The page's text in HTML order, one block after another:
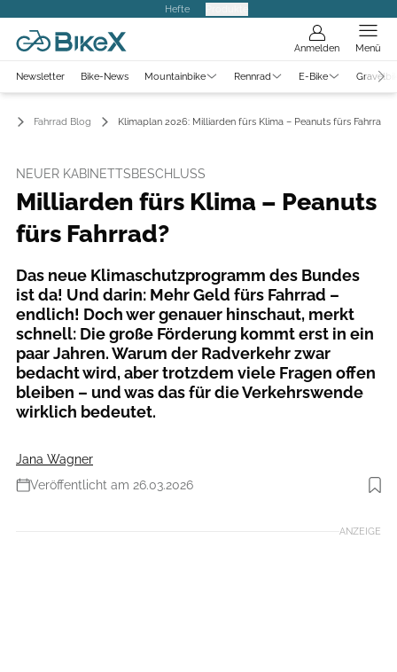
Hefte
Anmelden Menü
Newsletter Bike-News Mountainbike Rennrad E-Bike
Fahrrad Blog Klimaplan 2026: Milliarden fürs Klima – Peanuts fürs Fahrrad?
NEUER KABINETTSBESCHLUSS
Milliarden fürs Klima – Peanuts
fürs Fahrrad?
Das neue Klimaschutzprogramm des Bundes
ist da! Und darin: Mehr Geld fürs Fahrrad –
endlich! Doch wer genauer hinschaut, merkt
schnell: Die große Förderung kommt erst in ein
paar Jahren. Warum der Radverkehr zwar
bedacht wird, aber trotzdem viele Fragen offen
bleiben – und was das für die Verkehrswende
wirklich bedeutet.
Jana Wagner
Veröffentlicht am 26.03.2026
Foto: taikrixel / Getty Images
ANZEIGE